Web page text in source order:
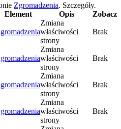
Zgromadzenia. Szczegóły.
Element Opis
Zobacz
Zmiana
właściwości
strony
Brak
Zmiana
właściwości
strony
Brak
Zmiana
właściwości
strony
Brak
Zmiana
właściwości
strony
Brak